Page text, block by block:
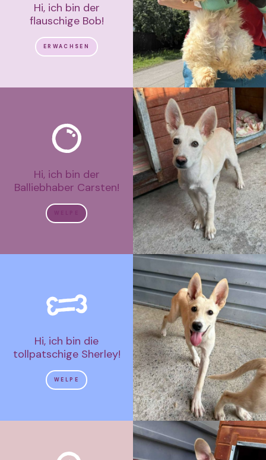
Hi, ich bin der
flauschige Bob!
ERWACHSEN
Hi, ich bin der
Balliebhaber Carsten!
Hi, ich bin die
tollpatschige Sherley!
WELPE